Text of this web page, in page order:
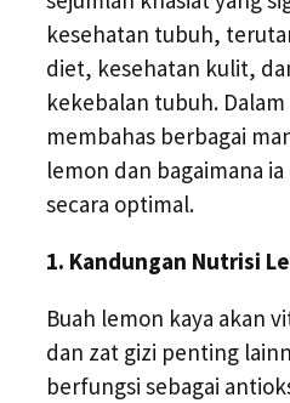
kesehatan tubuh,
diet, kesehatan kulit,
kekebalan tubuh.
membahas berbagai
lemon dan bagaimana
secara optimal.
1. Kandungan Nutrisi
Buah lemon kaya akan
dan zat gizi penting
berfungsi sebagai